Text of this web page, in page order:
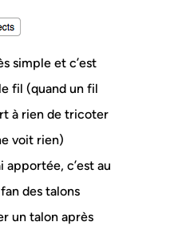
simple et c’est
fil (quand un fil
à rien de tricoter
voit rien)
apportée, c’est au
des talons
un talon après